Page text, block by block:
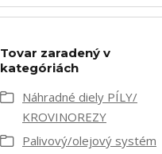
Tovar zaradený v
kategóriách
Náhradné diely PÍLY/
KROVINOREZY
Palivový/olejový systém